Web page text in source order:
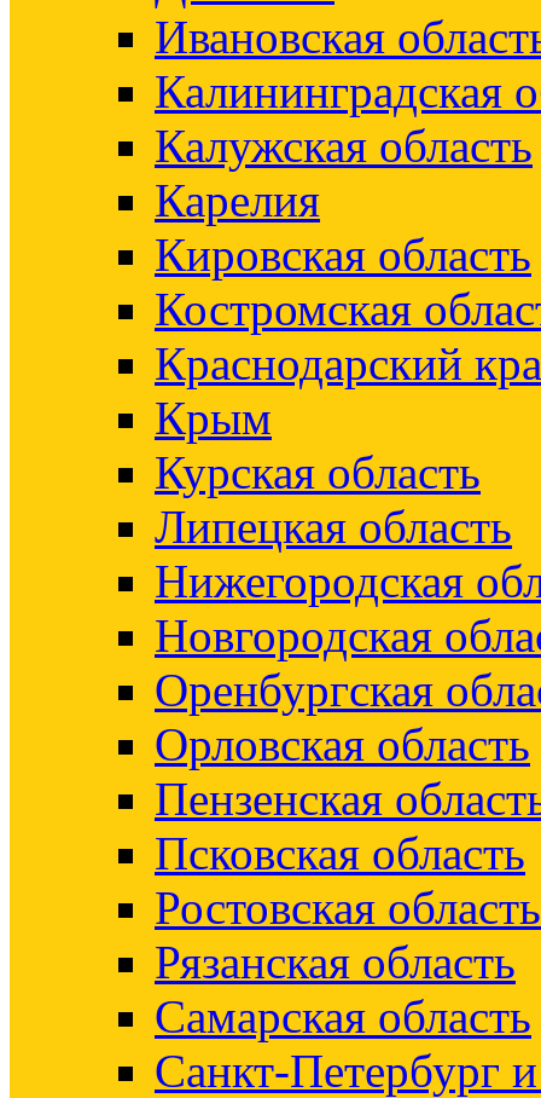
Ивановская
Калининградская
Калужская область
Карелия
Кировская область
Костромская
Краснодарский
Крым
Курская область
Липецкая область
Нижегородская
Новгородская
Оренбургская
Орловская область
Пензенская
Псковская область
Ростовская область
Рязанская область
Самарская область
Санкт-Петербург